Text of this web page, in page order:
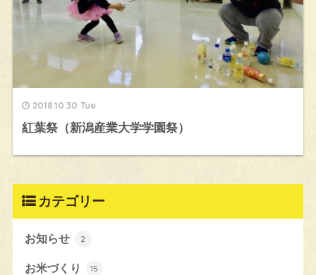
2018.10.30 Tue
紅葉祭（新潟産業大学学園祭）
カテゴリー
お知らせ 2
お米づくり 15